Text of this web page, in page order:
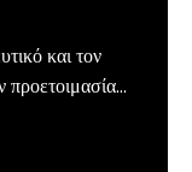
και τον